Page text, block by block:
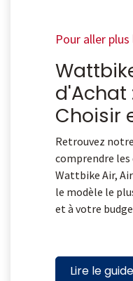
Pour aller plus
d'Achat
Choisir
Retrouvez
comprendre
Wattbike Air,
le modèle le
et à votre
Lire le guide